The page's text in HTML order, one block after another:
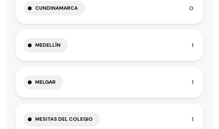
CUNDINAMARCA 0
MEDELLÍN 1
MELGAR 1
MESITAS DEL COLEGIO 1